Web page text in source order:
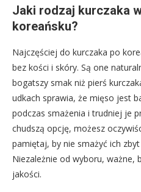
Jaki rodzaj kurczaka
koreańsku?
Najczęściej do kurczaka po
bez kości i skóry. Są one
bogatszy smak niż pierś
udkach sprawia, że mięso jest
podczas smażenia i trudniej je
chudszą opcję, możesz
pamiętaj, by nie smażyć ich zbyt
Niezależnie od wyboru, ważne,
jakości.